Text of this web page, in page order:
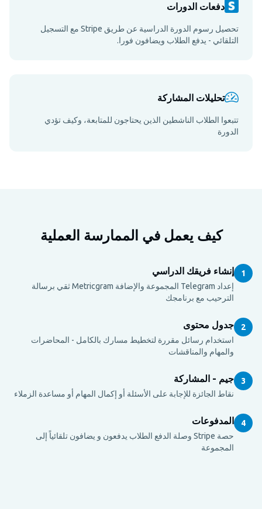
دفعات الدورات
تحصيل رسوم الدورة الدراسية عن طريق Stripe مع التسجيل
التلقائي - يدفع الطلاب ويضافون فورا.
تحليلات المشاركة
تتبعوا الطلاب الناشطين الذين يحتاجون للمتابعة، وكيف تؤدي
الدورة
كيف يعمل في الممارسة العملية
1 إنشاء فريقك الدراسي
إعداد Telegram المجموعة والإضافة Metricgram ثقي برسالة
الترحيب مع برنامجك
2 جدول محتوى
استخدام رسائل مقررة لتخطيط مسارك بالكامل - المحاضرات
والمهام والمناقشات
3 جيم - المشاركة
نقاط الجائزة للإجابة على الأسئلة أو إكمال المهام أو مساعدة الزملاء
4 المدفوعات
حصة Stripe وصلة الدفع الطلاب يدفعون و يضافون تلقائياً إلى
المجموعة